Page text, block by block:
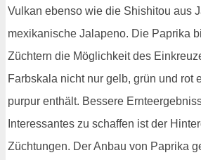
Vulkan ebenso wie die Shishitou aus
mexikanische Jalapeno. Die Paprika
Züchtern die Möglichkeit des
Farbskala nicht nur gelb, grün und rot
purpur enthält. Bessere
Interessantes zu schaffen ist der
Züchtungen. Der Anbau von Paprika